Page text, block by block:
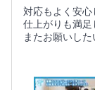
対応もよく安心
仕上がりも満足
またお願いした